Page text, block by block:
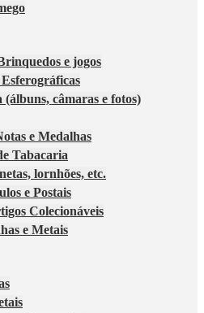
e jogos
câmaras e fotos)
e Medalhas
Tabacaria
lornhões, etc.
e Postais
Colecionáveis
e Metais